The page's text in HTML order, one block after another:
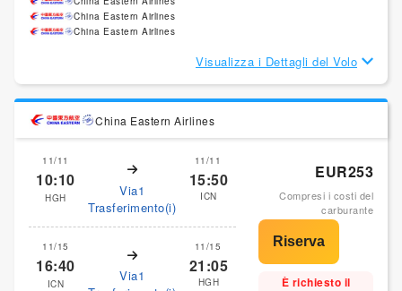
China Eastern Airlines
China Eastern Airlines
Visualizza i Dettagli del Volo
China Eastern Airlines
11/11
10:10
HGH
Via1
Trasferimento(i)
11/11
15:50
ICN
11/15
16:40
ICN
Via1
11/15
21:05
HGH
EUR253
Compresi i costi del
carburante
È richiesto il